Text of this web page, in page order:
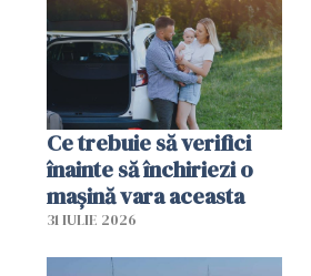
Ce trebuie să verifici
înainte să închiriezi o
mașină vara aceasta
31 IULIE 2026